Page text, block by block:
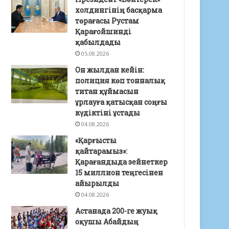
холдингінің басқарма
төрағасы Рустам
Қарағойшинді
қабылдады
05.08.2026
Он жылдан кейін:
полиция көп тонналық
титан құймасын
ұрлауға қатысқан соңғы
күдіктіні ұстады
04.08.2026
«Қарғысты
қайтарамыз»:
Қарағандыда зейнеткер
15 миллион теңгесінен
айырылды
04.08.2026
Астанада 200-ге жуық
оқушы Абайдың